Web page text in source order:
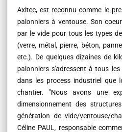
Axitec, est reconnu comme le
palonniers à ventouse. Son
par le vide pour tous les types
(verre, métal, pierre, béton,
etc.). De quelques dizaines de
palonniers s'adressent à tous
dans les process industriel que
chantier. "Nous avons une
dimensionnement des
génération de vide/ventouse/
Céline PAUL, responsable